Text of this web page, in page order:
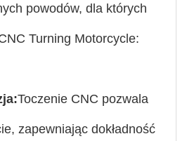
powodów, dla których
Turning Motorcycle:
Toczenie CNC pozwala
zapewniając dokładność